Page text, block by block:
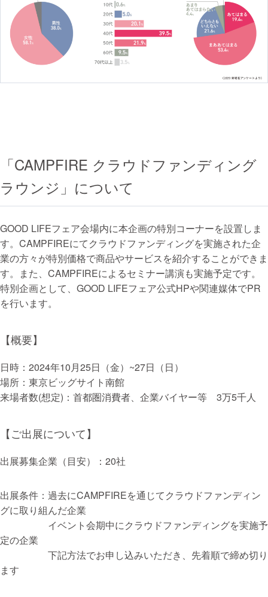
「CAMPFIRE クラウドファンディング
ラウンジ」について
GOOD LIFEフェア会場内に本企画の特別コーナーを設置しま
す。CAMPFIREにてクラウドファンディングを実施された企
業の方々が特別価格で商品やサービスを紹介することができま
す。また、CAMPFIREによるセミナー講演も実施予定です。
特別企画として、GOOD LIFEフェア公式HPや関連媒体でPR
を行います。
【概要】
日時：2024年10月25日（金）~27日（日）
場所：東京ビッグサイト南館
来場者数(想定)：首都圏消費者、企業バイヤー等 3万5千人
【ご出展について】
出展募集企業（目安）：20社
出展条件：過去にCAMPFIREを通じてクラウドファンディン
グに取り組んだ企業
イベント会期中にクラウドファンディングを実施予
定の企業
下記方法でお申し込みいただき、先着順で締め切り
ます